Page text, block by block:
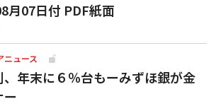
月07日付 PDF紙面
ニュース
、年末に６％台もーみずほ銀が金